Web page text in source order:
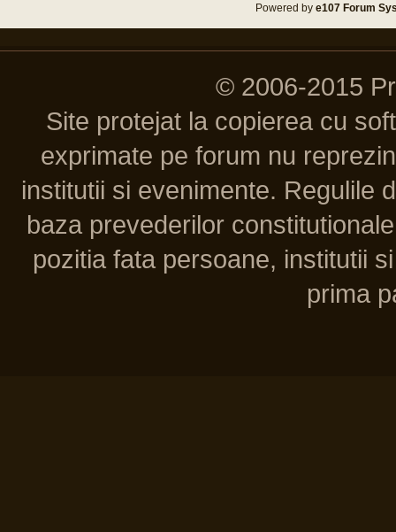
Powered bye107 Forum
© 2006-2015
Site protejat la copierea cu
exprimate pe forum nu
institutii si evenimente. Regulile
baza prevederilor
pozitia fata persoane, institutii
prima